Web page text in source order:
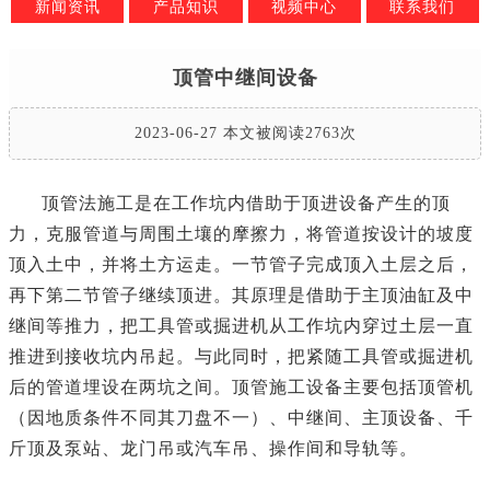
新闻资讯 产品知识 视频中心 联系我们
顶管中继间设备
2023-06-27 本文被阅读2763次
顶管法施工是在工作坑内借助于顶进设备产生的顶
力，克服管道与周围土壤的摩擦力，将管道按设计的坡度
顶入土中，并将土方运走。一节管子完成顶入土层之后，
再下第二节管子继续顶进。其原理是借助于主顶油缸及中
继间等推力，把工具管或掘进机从工作坑内穿过土层一直
推进到接收坑内吊起。与此同时，把紧随工具管或掘进机
后的管道埋设在两坑之间。顶管施工设备主要包括顶管机
（因地质条件不同其刀盘不一）、中继间、主顶设备、千
斤顶及泵站、龙门吊或汽车吊、操作间和导轨等。